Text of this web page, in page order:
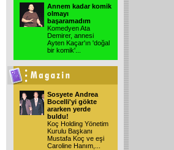
Annem kadar komik
olmayı
başaramadım
Komedyen Ata
Demirer, annesi
Ayten Kaçar'ın 'doğal
bir komik'
Sosyete Andrea
Bocelli'yi gökte
ararken yerde
buldu!
Koç Holding Yönetim
Kurulu Başkanı
Mustafa Koç ve eşi
Caroline Hanım,